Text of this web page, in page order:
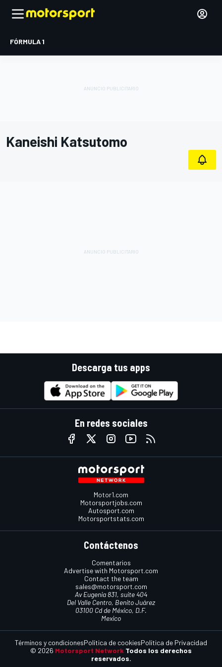
FÓRMULA 1
Kaneishi Katsutomo
Descarga tus apps
En redes sociales
Motor1.com
Motorsportjobs.com
Autosport.com
Motorsportstats.com
Contáctenos
Comentarios
Advertise with Motorsport.com
Contact the team
sales@motorsport.com
Av Eugenia 831, suite 404
Del Valle Centro, Benito Juárez
03100 Cd de México, D.F.
Mexico
© 2026 Motorsport Network Todos los derechos
reservados.
Términos y condicionesPolítica de cookiesPolítica de Privacidad